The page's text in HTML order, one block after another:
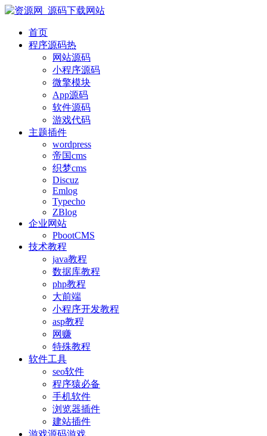
首页
程序源码热
网站源码
小程序源码
微擎模块
App源码
软件源码
游戏代码
主题插件
wordpress
帝国cms
织梦cms
Discuz
Emlog
Typecho
ZBlog
企业网站
PbootCMS
技术教程
java教程
数据库教程
php教程
大前端
小程序开发教程
asp教程
网赚
特殊教程
软件工具
seo软件
程序猿必备
手机软件
浏览器插件
建站插件
游戏源码游戏